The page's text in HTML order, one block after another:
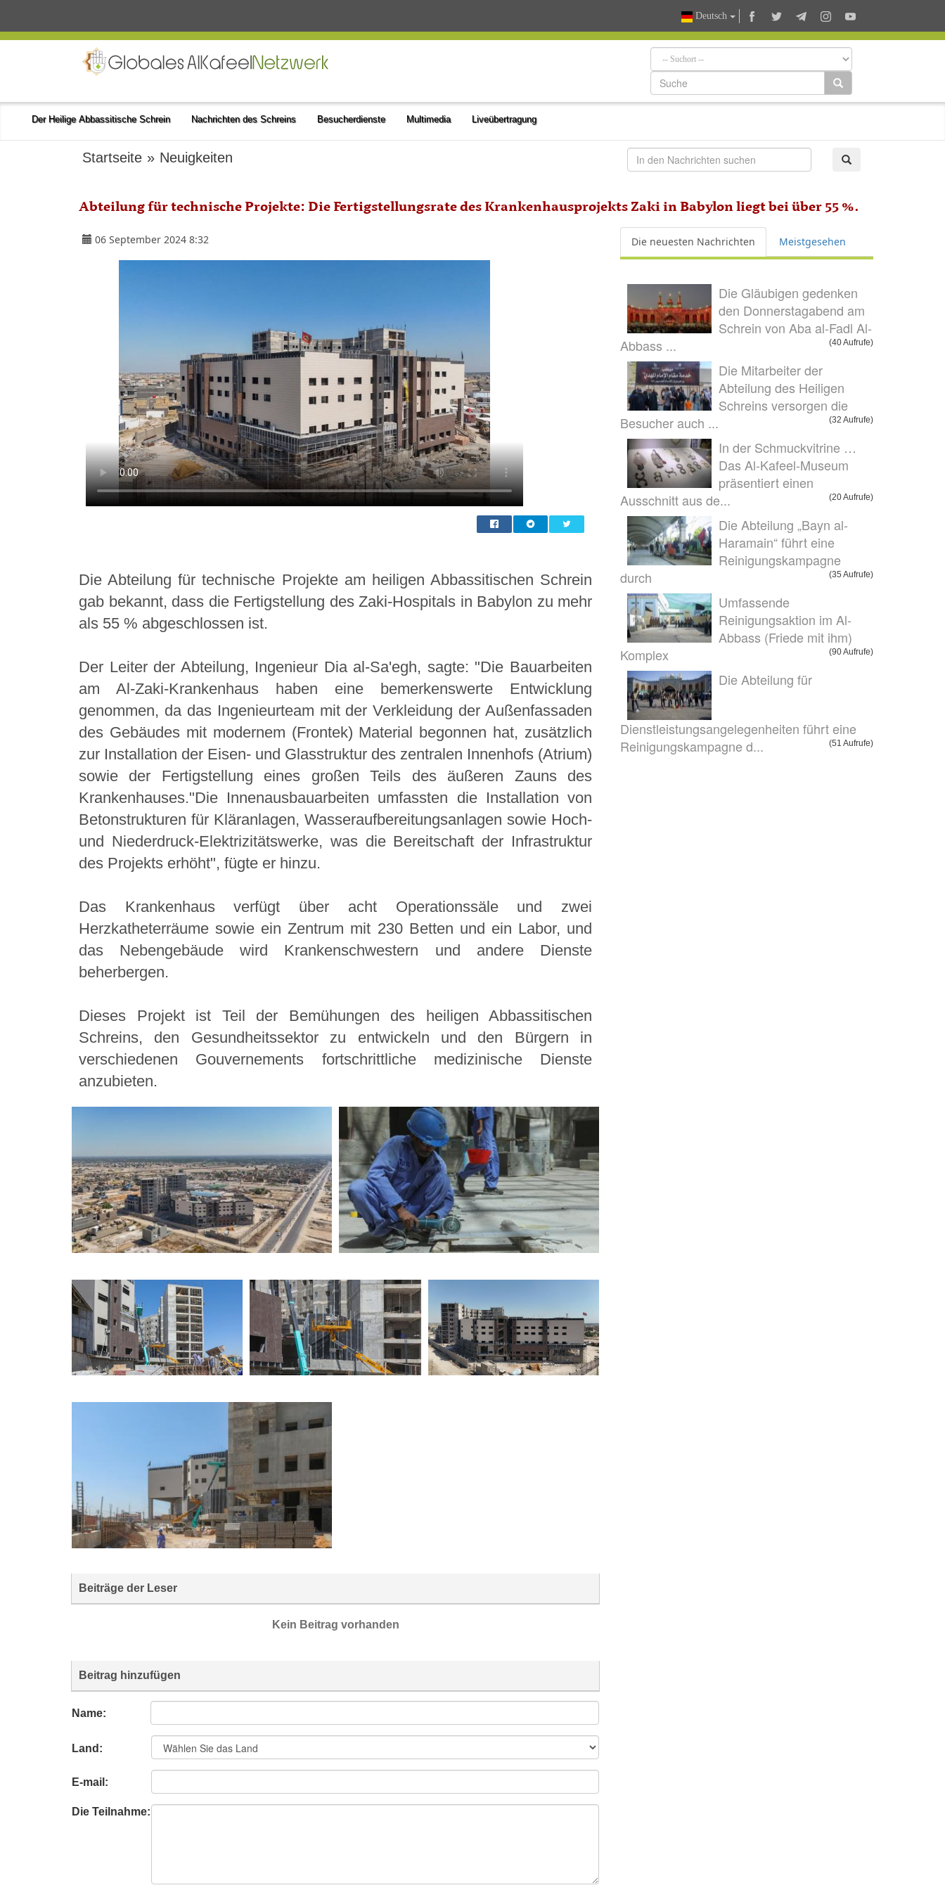
Deutsch
Der Heilige Abbassitische Schrein Nachrichten des Schreins Besucherdienste Multimedia Liveübertragung
Startseite » Neuigkeiten
Abteilung für technische Projekte: Die Fertigstellungsrate des Krankenhausprojekts Zaki in Babylon liegt bei über 55 %.
06 September 2024 8:32
Die Abteilung für technische Projekte am heiligen Abbassitischen Schrein
gab bekannt, dass die Fertigstellung des Zaki-Hospitals in Babylon zu mehr
als 55 % abgeschlossen ist.
Der Leiter der Abteilung, Ingenieur Dia al-Sa'egh, sagte: "Die Bauarbeiten
am Al-Zaki-Krankenhaus haben eine bemerkenswerte Entwicklung
genommen, da das Ingenieurteam mit der Verkleidung der Außenfassaden
des Gebäudes mit modernem (Frontek) Material begonnen hat, zusätzlich
zur Installation der Eisen- und Glasstruktur des zentralen Innenhofs (Atrium)
sowie der Fertigstellung eines großen Teils des äußeren Zauns des
Krankenhauses."Die Innenausbauarbeiten umfassten die Installation von
Betonstrukturen für Kläranlagen, Wasseraufbereitungsanlagen sowie Hoch-
und Niederdruck-Elektrizitätswerke, was die Bereitschaft der Infrastruktur
des Projekts erhöht", fügte er hinzu.
Das Krankenhaus verfügt über acht Operationssäle und zwei
Herzkatheterräume sowie ein Zentrum mit 230 Betten und ein Labor, und
das Nebengebäude wird Krankenschwestern und andere Dienste
beherbergen.
Dieses Projekt ist Teil der Bemühungen des heiligen Abbassitischen
Schreins, den Gesundheitssektor zu entwickeln und den Bürgern in
verschiedenen Gouvernements fortschrittliche medizinische Dienste
anzubieten.
Beiträge der Leser
Kein Beitrag vorhanden
Beitrag hinzufügen
Name:
Land:
E-mail:
Die Teilnahme:
Die neuesten Nachrichten Meistgesehen
Die Gläubigen gedenken
den Donnerstagabend am
Schrein von Aba al-Fadl Al-
Abbass ...
(40 Aufrufe)
Die Mitarbeiter der
Abteilung des Heiligen
Schreins versorgen die
Besucher auch ...
(32 Aufrufe)
In der Schmuckvitrine …
Das Al-Kafeel-Museum
präsentiert einen
Ausschnitt aus de...
(20 Aufrufe)
Die Abteilung „Bayn al-
Haramain“ führt eine
Reinigungskampagne
durch
(35 Aufrufe)
Umfassende
Reinigungsaktion im Al-
Abbass (Friede mit ihm)
Komplex
(90 Aufrufe)
Die Abteilung für
Dienstleistungsangelegenheiten führt eine
Reinigungskampagne d...
(51 Aufrufe)